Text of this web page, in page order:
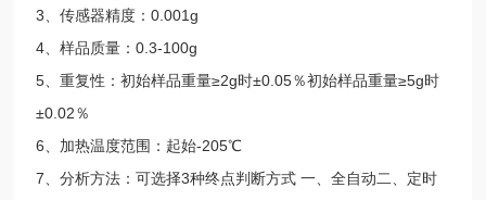
3、传感器精度：0.001g
4、样品质量：0.3-100g
5、重复性：初始样品重量≥2g时±0.05％初始样品重量≥5g时
±0.02％
6、加热温度范围：起始-205℃
7、分析方法：可选择3种终点判断方式 一、全自动二、定时